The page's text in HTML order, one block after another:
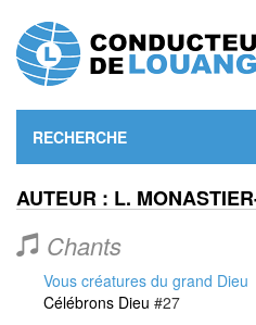
AUTEUR : L.
Chants
Vous créatures du grand Dieu
Célébrons Dieu #27